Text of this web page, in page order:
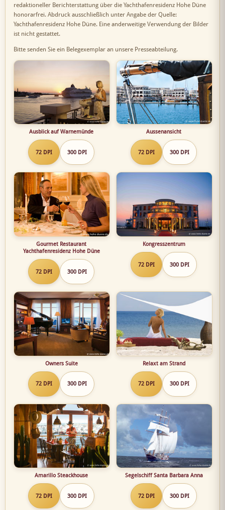
redaktioneller Berichterstattung über die Yachthafenresidenz Hohe Düne
honorarfrei. Abdruck ausschließlich unter Angabe der Quelle:
Yachthafenresidenz Hohe Düne. Eine anderweitige Verwendung der Bilder
ist nicht gestattet.
Bitte senden Sie ein Belegexemplar an unsere Presseabteilung.
Ausblick auf Warnemünde
72 DPI 300 DPI
Aussenansicht
72 DPI 300 DPI
Gourmet Restaurant
Yachthafenresidenz Hohe Düne
72 DPI 300 DPI
Kongresszentrum
72 DPI 300 DPI
Owners Suite
72 DPI 300 DPI
Relaxt am Strand
72 DPI 300 DPI
Amarillo Steackhouse
72 DPI 300 DPI
Segelschiff Santa Barbara Anna
72 DPI 300 DPI